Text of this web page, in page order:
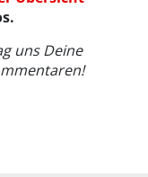
uns Deine